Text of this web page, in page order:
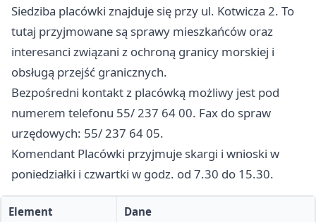
Siedziba placówki znajduje się przy ul. Kotwicza 2. To
tutaj przyjmowane są sprawy mieszkańców oraz
interesanci związani z ochroną granicy morskiej i
obsługą przejść granicznych.
Bezpośredni kontakt z placówką możliwy jest pod
numerem telefonu 55/ 237 64 00. Fax do spraw
urzędowych: 55/ 237 64 05.
Komendant Placówki przyjmuje skargi i wnioski w
poniedziałki i czwartki w godz. od 7.30 do 15.30.
Element Dane